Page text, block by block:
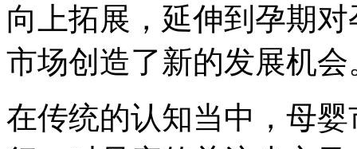
向上拓展，延伸到孕期
市场创造了新的发展机会
在传统的认知当中，母